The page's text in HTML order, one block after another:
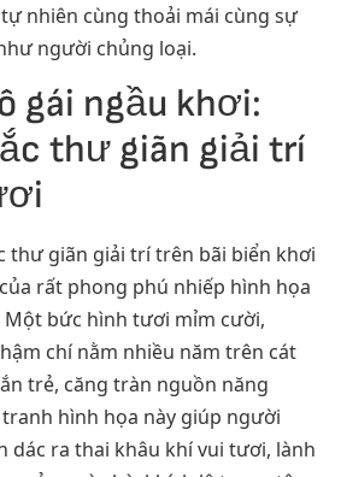
nhiên cùng thoải mái cùng sự
người chủng loại.
gái ngầu khơi:
thư giãn giải trí
thư giãn giải trí trên bãi biển khơi
rất phong phú nhiếp hình họa
Một bức hình tươi mỉm cười,
chí nằm nhiều năm trên cát
trẻ, căng tràn nguồn năng
hình họa này giúp người
dác ra thai khâu khí vui tươi, lành